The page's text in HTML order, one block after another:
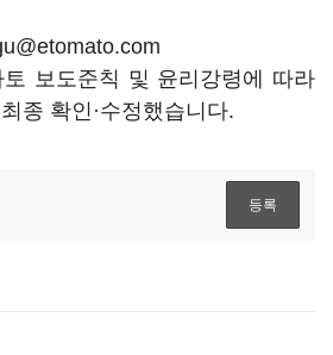
보도준칙 및 윤리강령에 따라
종 확인·수정했습니다.